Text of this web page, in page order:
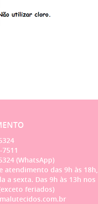
7511
(WhatsApp)
atendimento das 9h às 18h,
a sexta. Das 9h às 13h nos
feriados)